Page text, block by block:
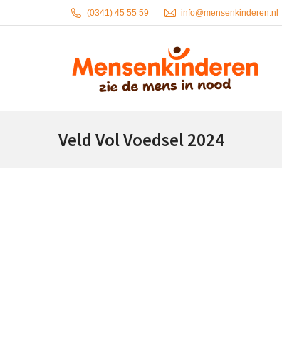
(0341) 45 55 59 info@mensenkinderen.nl
Veld Vol Voedsel 2024